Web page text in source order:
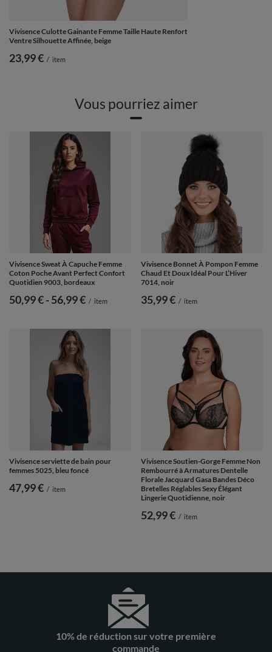
Vivisence Culotte Gainante Femme Taille Haute Renfort
Ventre Silhouette Affinée, beige
23,99 € / item
Vous pourriez aimer
Vivisence Sweat À Capuche Femme
Coton Poche Avant Perfect Confort
Quotidien 9003, bordeaux
de
50,99 €-vers le bas
56,99 € / item
Vivisence Bonnet À Pompon Femme
Chaud Et Doux Idéal Pour L’Hiver
7014, noir
35,99 € / item
Vivisence serviette de bain pour
femmes 5025, bleu foncé
47,99 € / item
Vivisence Soutien-Gorge Femme Non
Rembourré à Armatures Dentelle
Florale Jacquard Gasa Bandes Déco
Bretelles Réglables Sexy Élégant
Lingerie Quotidienne, noir
52,99 € / item
10% de réduction sur votre première
commande